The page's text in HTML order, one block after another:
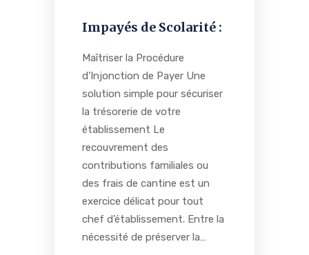
Impayés de Scolarité :
Maîtriser la Procédure
d’Injonction de Payer Une
solution simple pour sécuriser
la trésorerie de votre
établissement Le
recouvrement des
contributions familiales ou
des frais de cantine est un
exercice délicat pour tout
chef d’établissement. Entre la
nécessité de préserver la…